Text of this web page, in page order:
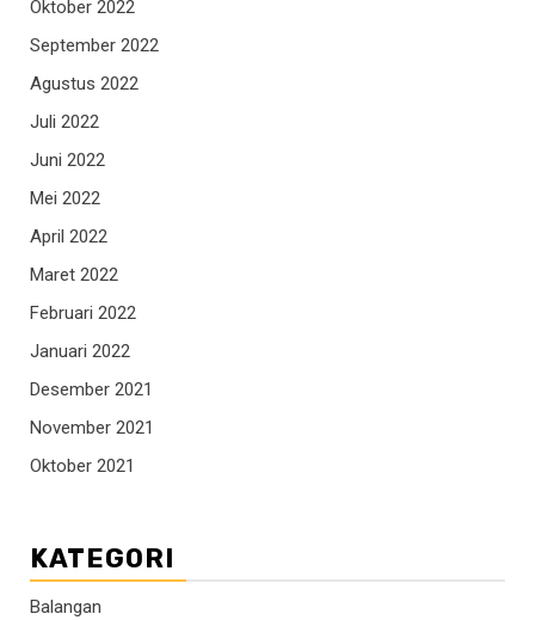
Oktober 2022
September 2022
Agustus 2022
Juli 2022
Juni 2022
Mei 2022
April 2022
Maret 2022
Februari 2022
Januari 2022
Desember 2021
November 2021
Oktober 2021
KATEGORI
Balangan